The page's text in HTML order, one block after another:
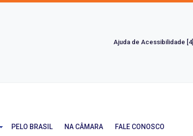
Ajuda de Acessibilidade [4]
PELO BRASIL NA CÂMARA FALE CONOSCO